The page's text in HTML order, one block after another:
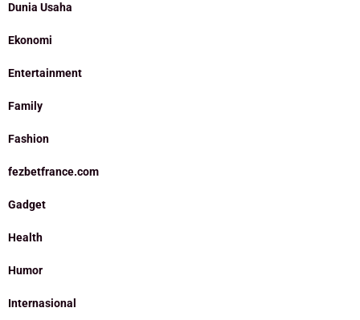
Dunia Usaha
Ekonomi
Entertainment
Family
Fashion
fezbetfrance.com
Gadget
Health
Humor
Internasional